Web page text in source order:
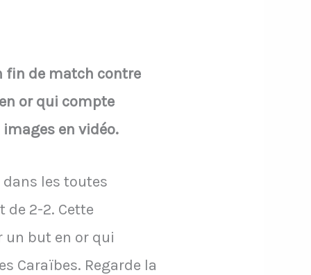
fin de match contre
or qui compte
en vidéo.
les toutes
de 2-2. Cette
but en or qui
Caraïbes. Regarde la